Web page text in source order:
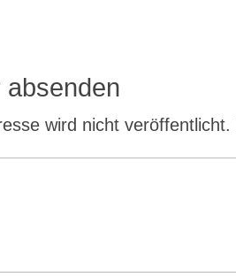
absenden
wird nicht veröffentlicht.